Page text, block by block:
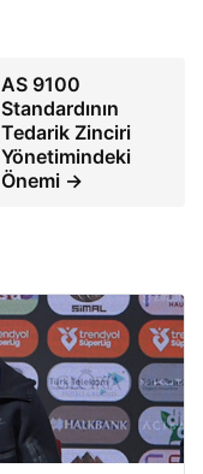
AS 9100
Standardının
Tedarik Zinciri
Yönetimindeki
Önemi →